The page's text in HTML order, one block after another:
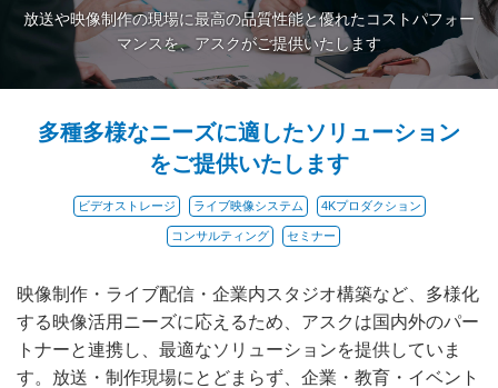
放送や映像制作の現場に最高の品質性能と優れたコストパフォー
マンスを、アスクがご提供いたします
多種多様なニーズに適したソリューション
をご提供いたします
ビデオストレージ ライブ映像システム 4Kプロダクション
コンサルティング セミナー
映像制作・ライブ配信・企業内スタジオ構築など、多様化
する映像活用ニーズに応えるため、アスクは国内外のパー
トナーと連携し、最適なソリューションを提供していま
す。放送・制作現場にとどまらず、企業・教育・イベント